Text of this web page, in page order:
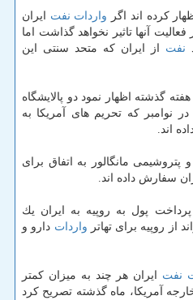
كرده اند اگر واردات نفت ایران
آنها تاثیر نخواهد گذاشت اما
نفت از ایران كه متحد سنتی این
هفته گذشته اظهار نمود دو پالایشگاه
در نوامبر كه تحریم های آمریكا به
اند.
پتروشیمی مانگالور به اتفاق برای
سفارش داده اند.
پول به روپیه به ایران یك
روپیه برای تهاتر واردات دارو و
نفت ایران هر چند به میزان كمتر
آمریكا، ماه گذشته تصریح كرد